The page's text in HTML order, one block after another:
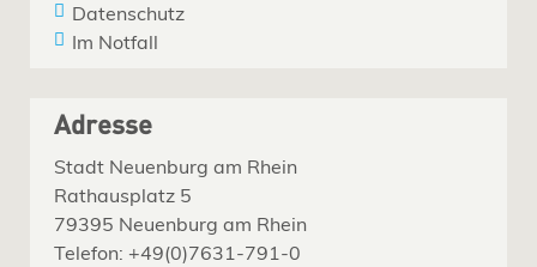
Datenschutz
Im Notfall
Adresse
Stadt Neuenburg am Rhein
Rathausplatz 5
79395 Neuenburg am Rhein
Telefon: +49(0)7631-791-0